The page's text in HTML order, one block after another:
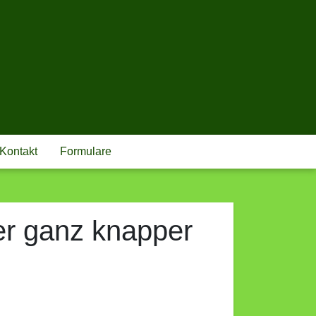
E.V.
Kontakt Formulare
ganz knapper